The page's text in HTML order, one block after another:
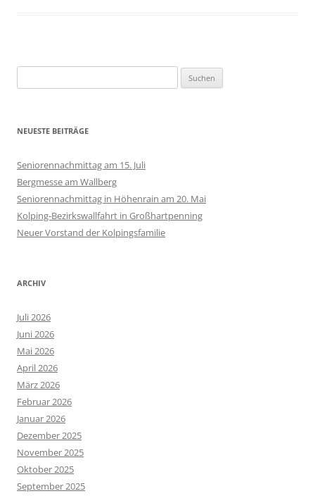
nach:
NEUESTE BEITRÄGE
Seniorennachmittag am 15. Juli
Bergmesse am Wallberg
Seniorennachmittag in Höhenrain am 20. Mai
Kolping-Bezirkswallfahrt in Großhartpenning
Neuer Vorstand der Kolpingsfamilie
ARCHIV
Juli 2026
Juni 2026
Mai 2026
April 2026
März 2026
Februar 2026
Januar 2026
Dezember 2025
November 2025
Oktober 2025
September 2025